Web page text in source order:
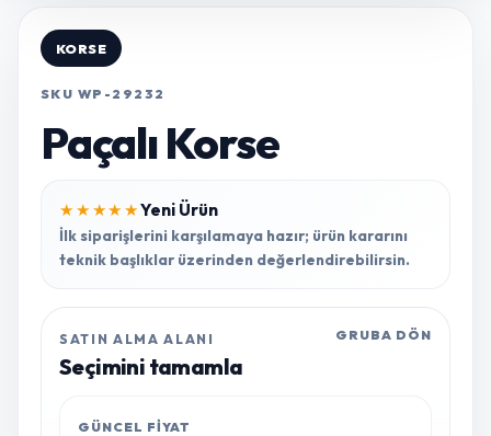
KORSE
SKU WP-29232
Paçalı Korse
★★★★★Yeni Ürün
İlk siparişlerini karşılamaya hazır; ürün kararını
teknik başlıklar üzerinden değerlendirebilirsin.
SATIN ALMA ALANI
Seçimini tamamla
GRUBA DÖN
GÜNCEL FIYAT